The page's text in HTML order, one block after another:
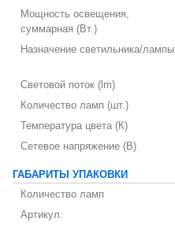
Мощность освещения,
суммарная (Вт.)
Назначение светильника/лампы
Световой поток (lm)
Количество ламп (шт.)
Температура цвета (К)
Сетевое напряжение (В)
ГАБАРИТЫ УПАКОВКИ
Количество ламп
Артикул: